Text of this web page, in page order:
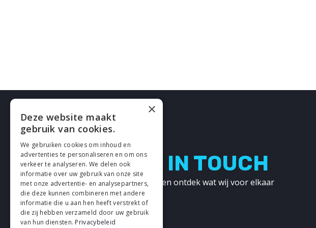
LETS GET IN TOUCH
Neem contact met ons op en ontdek wat wij voor elkaar
kunnen betekenen!
CONTACT
×
Deze website maakt
gebruik van cookies.
We gebruiken cookies om inhoud en
advertenties te personaliseren en om ons
verkeer te analyseren. We delen ook
informatie over uw gebruik van onze site
met onze advertentie- en analysepartners,
die deze kunnen combineren met andere
informatie die u aan hen heeft verstrekt of
die zij hebben verzameld door uw gebruik
van hun diensten. Privacybeleid